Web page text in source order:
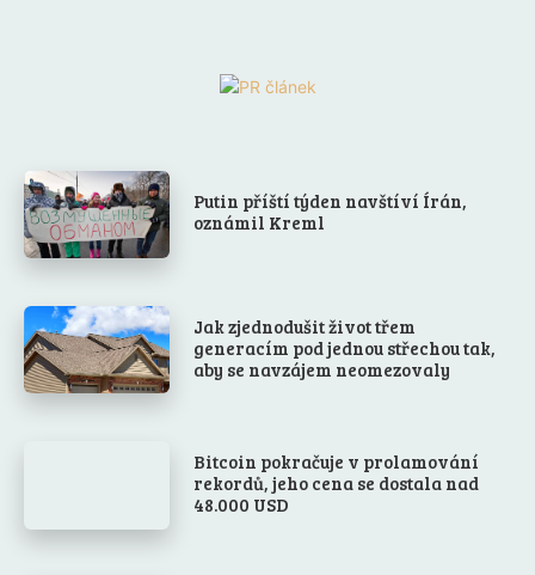
Putin příští týden navštíví Írán,
oznámil Kreml
Jak zjednodušit život třem
generacím pod jednou střechou tak,
aby se navzájem neomezovaly
Bitcoin pokračuje v prolamování
rekordů, jeho cena se dostala nad
48.000 USD